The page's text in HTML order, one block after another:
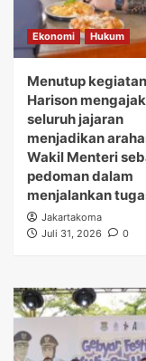
Ekonomi Hukum
Menutup
Harison mengajak
seluruh jajaran
menjadikan
Wakil Menteri
pedoman dalam
menjalankan
Jakartakoma
Juli 31, 2026
0